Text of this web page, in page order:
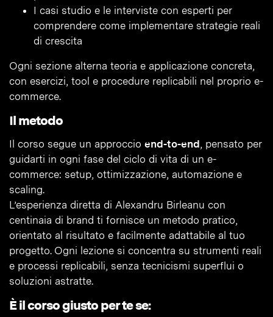
I casi studio e le interviste con esperti per
comprendere come implementare strategie reali
di crescita
Ogni sezione alterna teoria e applicazione concreta,
con esercizi, tool e procedure replicabili nel proprio e-
commerce.
Il metodo
Il corso segue un approccio end-to-end, pensato per
guidarti in ogni fase del ciclo di vita di un e-
commerce: setup, ottimizzazione, automazione e
scaling.
L’esperienza diretta di Alexandru Birleanu con
centinaia di brand ti fornisce un metodo pratico,
orientato al risultato e facilmente adattabile al tuo
progetto. Ogni lezione si concentra su strumenti reali
e processi replicabili, senza tecnicismi superflui o
soluzioni astratte.
È il corso giusto per te se: